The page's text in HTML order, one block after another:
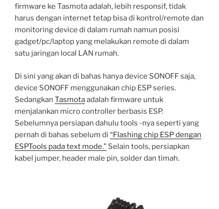
firmware ke Tasmota adalah, lebih responsif, tidak
harus dengan internet tetap bisa di kontrol/remote dan
monitoring device di dalam rumah namun posisi
gadget/pc/laptop yang melakukan remote di dalam
satu jaringan local LAN rumah.
Di sini yang akan di bahas hanya device SONOFF saja,
device SONOFF menggunakan chip ESP series.
Sedangkan Tasmotaadalah firmware untuk
menjalankan micro controller berbasis ESP.
Sebelumnya persiapan dahulu tools -nya seperti yang
pernah di bahas sebelum di “Flashing chip ESP dengan
ESPTools pada text mode.” Selain tools, persiapkan
kabel jumper, header male pin, solder dan timah.